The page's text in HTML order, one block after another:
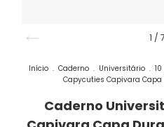
1 / 7
Início . Caderno . Universitário .
Capycuties Capivara Capa
Caderno